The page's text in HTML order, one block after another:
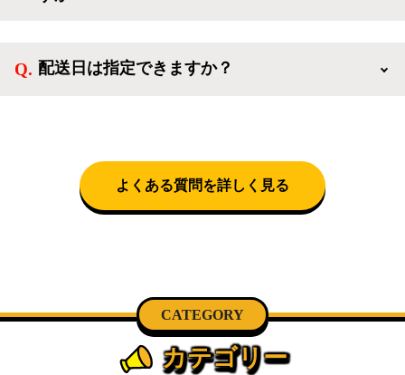
神奈川・千葉)において自社配送を選択いただくこと
配送日は指定できますか？
話にて日時決定に関するご連絡をさせて頂きます。
よくある質問を詳しく見る
CATEGORY
カテゴリー